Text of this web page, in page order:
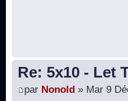
Re: 5x10 - Let
par Nonold » Mar 9